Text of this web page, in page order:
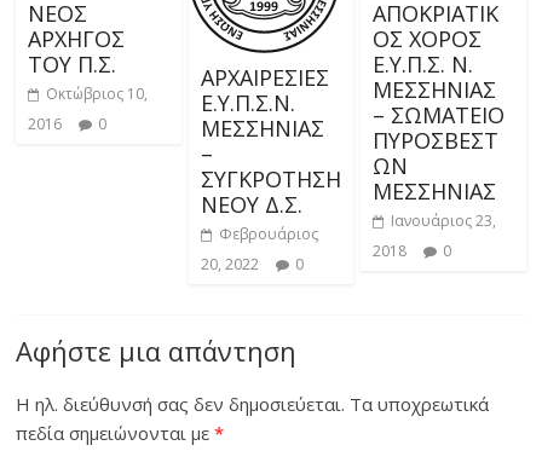
ΝΕΟΣ
ΑΡΧΗΓΟΣ
ΤΟΥ Π.Σ.
Οκτώβριος 10,
2016
0
ΑΡΧΑΙΡΕΣΙΕΣ
Ε.Υ.Π.Σ.Ν.
ΜΕΣΣΗΝΙΑΣ
–
ΣΥΓΚΡΟΤΗΣΗ
ΝΕΟΥ Δ.Σ.
Φεβρουάριος
20, 2022
0
ΑΠΟΚΡΙΑΤΙΚ
ΟΣ ΧΟΡΟΣ
Ε.Υ.Π.Σ. Ν.
ΜΕΣΣΗΝΙΑΣ
– ΣΩΜΑΤΕΙΟ
ΠΥΡΟΣΒΕΣΤ
ΩΝ
ΜΕΣΣΗΝΙΑΣ
Ιανουάριος 23,
2018
0
Αφήστε μια απάντηση
Η ηλ. διεύθυνσή σας δεν δημοσιεύεται. Τα υποχρεωτικά
πεδία σημειώνονται με*